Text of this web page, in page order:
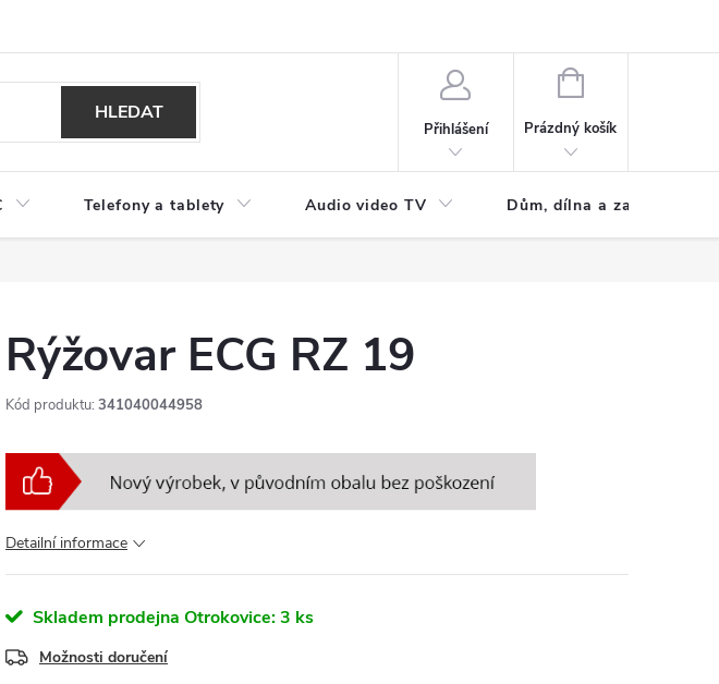
HLEDAT
Přihlášení
NÁKUPNÍ
Prázdný košík
Telefony a tablety Audio video TV Dům, dílna a zahrada
Rýžovar ECG RZ 19
Kód produktu: 341040044958
Detailní informace
Skladem prodejna Otrokovice:3 ks
Možnosti doručení